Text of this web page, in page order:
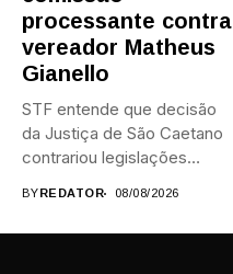
processante contra
vereador Matheus
Gianello
STF entende que decisão
da Justiça de São Caetano
contrariou legislações
BYREDATOR 08/08/2026